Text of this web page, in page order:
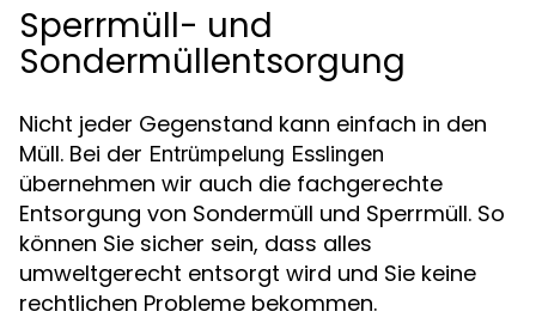
Sperrmüll- und
Sondermüllentsorgung
Nicht jeder Gegenstand kann einfach in den
Müll. Bei der Entrümpelung Esslingen
übernehmen wir auch die fachgerechte
Entsorgung von Sondermüll und Sperrmüll. So
können Sie sicher sein, dass alles
umweltgerecht entsorgt wird und Sie keine
rechtlichen Probleme bekommen.